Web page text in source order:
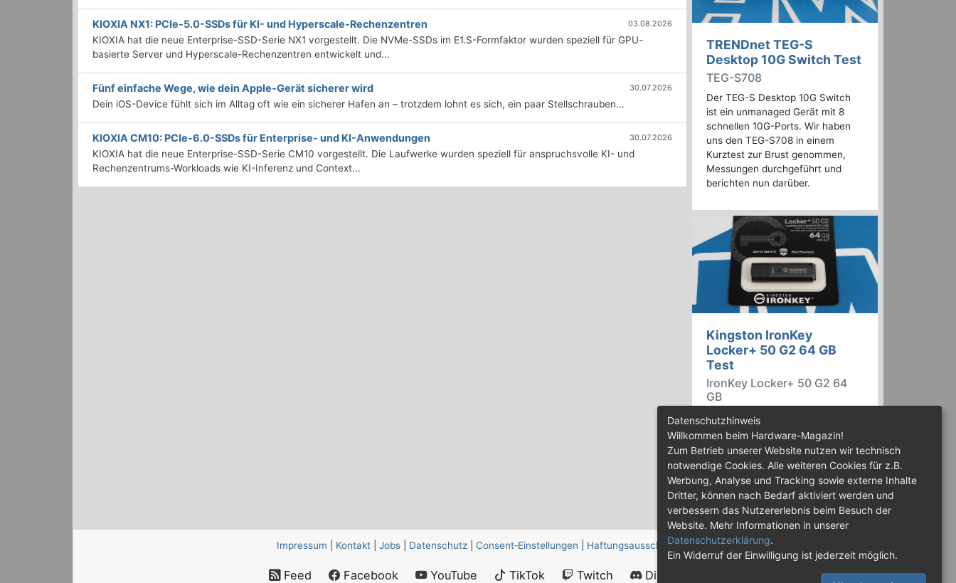
KIOXIA NX1: PCIe-5.0-SSDs für KI- und Hyperscale-Rechenzentren 03.08.2026
KIOXIA hat die neue Enterprise-SSD-Serie NX1 vorgestellt. Die NVMe-SSDs im E1.S-Formfaktor wurden speziell für GPU-
basierte Server und Hyperscale-Rechenzentren entwickelt und...
Fünf einfache Wege, wie dein Apple-Gerät sicherer wird 30.07.2026
Dein iOS-Device fühlt sich im Alltag oft wie ein sicherer Hafen an – trotzdem lohnt es sich, ein paar Stellschrauben...
KIOXIA CM10: PCIe-6.0-SSDs für Enterprise- und KI-Anwendungen 30.07.2026
KIOXIA hat die neue Enterprise-SSD-Serie CM10 vorgestellt. Die Laufwerke wurden speziell für anspruchsvolle KI- und
Rechenzentrums-Workloads wie KI-Inferenz und Context...
TRENDnet TEG-S
Desktop 10G Switch Test
TEG-S708
Der TEG-S Desktop 10G Switch
ist ein unmanaged Gerät mit 8
schnellen 10G-Ports. Wir haben
uns den TEG-S708 in einem
Kurztest zur Brust genommen,
Messungen durchgeführt und
berichten nun darüber.
Kingston IronKey
Locker+ 50 G2 64 GB
Test
IronKey Locker+ 50 G2 64
GB
Der IronKey Locker+ 50 G2 von
Kingston ist ein USB-
Flashspeicher mit 256 Bit starker
AES-HW-Verschlüsselung im XTS-
Modus. Wir haben das 64-GB-
Modell im Praxistest genauer
begutachtet.
Impressum Kontakt Jobs Datenschutz Consent‑Einstellungen Haftungsausschluss
Feed Facebook YouTube TikTok Twitch Discord
Datenschutzhinweis
Willkommen beim Hardware-Magazin!
Zum Betrieb unserer Website nutzen wir technisch
notwendige Cookies. Alle weiteren Cookies für z.B.
Werbung, Analyse und Tracking sowie externe Inhalte
Dritter, können nach Bedarf aktiviert werden und
verbessern das Nutzererlebnis beim Besuch der
Website. Mehr Informationen in unserer
Datenschutzerklärung.
Ein Widerruf der Einwilligung ist jederzeit möglich.